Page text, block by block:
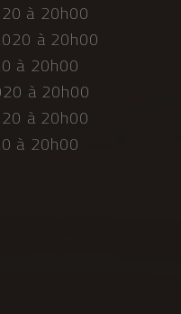
à 20h00
à 20h00
à 20h00
à 20h00
à 20h00
à 20h00